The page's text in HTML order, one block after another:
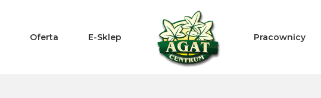
Oferta E-Sklep Pracownicy